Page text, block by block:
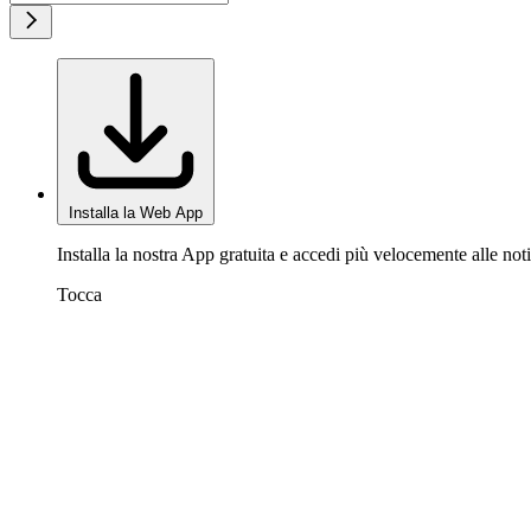
Installa la Web App
Installa la nostra App gratuita e accedi più velocemente alle
Tocca